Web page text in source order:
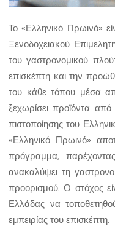
Το «Ελληνικό Πρωινό»
Ξενοδοχειακού
του γαστρονομικού
επισκέπτη και την
του κάθε τόπου μέσα
ξεχωρίσει προϊόντα
πιστοποίησης του
«Ελληνικό Πρωινό»
πρόγραμμα,
ανακαλύψει τη
προορισμού. Ο στόχος
Ελλάδας να
εμπειρίας του επισκέπτη.